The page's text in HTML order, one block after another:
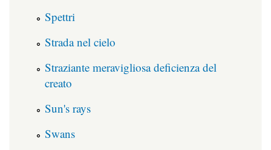
Spettri
Strada nel cielo
Straziante meravigliosa deficienza del
creato
Sun's rays
Swans